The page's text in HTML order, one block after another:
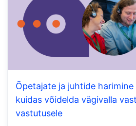
Õpetajate ja juhtide harimine
kuidas võidelda vägivalla
vastutusele